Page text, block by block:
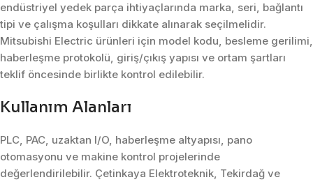
endüstriyel yedek parça ihtiyaçlarında marka, seri, bağlantı
tipi ve çalışma koşulları dikkate alınarak seçilmelidir.
Mitsubishi Electric ürünleri için model kodu, besleme gerilimi,
haberleşme protokolü, giriş/çıkış yapısı ve ortam şartları
teklif öncesinde birlikte kontrol edilebilir.
Kullanım Alanları
PLC, PAC, uzaktan I/O, haberleşme altyapısı, pano
otomasyonu ve makine kontrol projelerinde
değerlendirilebilir. Çetinkaya Elektroteknik, Tekirdağ ve